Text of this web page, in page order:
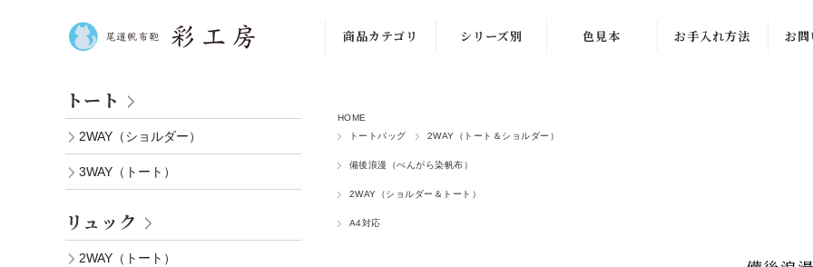
商品カテゴリ
リュック
ショルダー
ボディバッグ
シリーズ別
がら染め）
色見本 お手入れ方法 お
HOME
トートバッグ
2WAY（トート＆ショルダー）
備後浪漫（べんがら染帆布）
2WAY（ショルダー＆トート）
A4対応
トート
2WAY（ショルダー）
3WAY（トート）
リュック
2WAY（トート）